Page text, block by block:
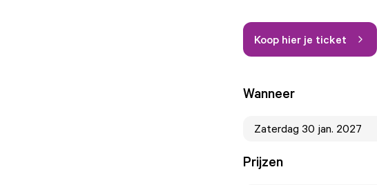
Koop hier je ticket
Wanneer
Zaterdag 30 jan. 2027
Prijzen